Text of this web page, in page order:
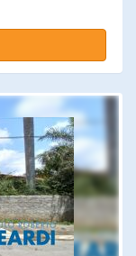
certo para
nova vida, e
e porteira
natureza,
Imobiliária
grande e
a casa
pedras
armários de
do centro de
a dia, como
variadas,
e a rapidez de
Rod. Fernão
com um preço
não duram para
e vamos te